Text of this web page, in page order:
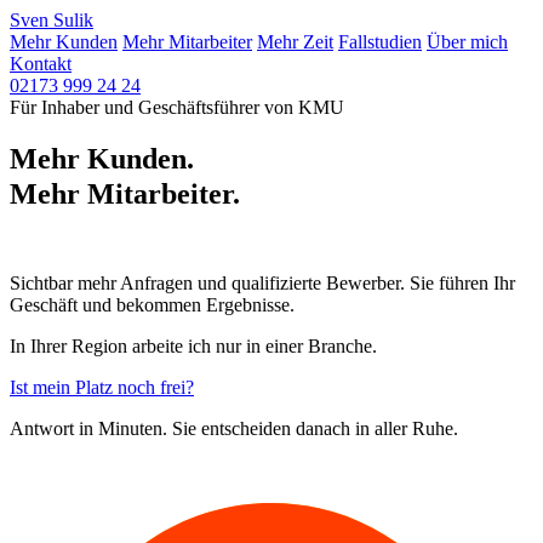
Sven Sulik
Mehr Kunden Mehr Mitarbeiter Mehr Zeit Fallstudien Über mich
Kontakt
02173 999 24 24
Für Inhaber und Geschäftsführer von KMU
Mehr Kunden.
Mehr Mitarbeiter.
Sichtbar mehr Anfragen und qualifizierte Bewerber. Sie führen Ihr
Geschäft und bekommen Ergebnisse.
In Ihrer Region arbeite ich nur in einer Branche.
Ist mein Platz noch frei?
Antwort in Minuten. Sie entscheiden danach in aller Ruhe.